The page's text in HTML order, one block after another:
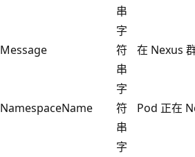
串
Message
字
符
串
在 Nexus
NamespaceName
字
符
串
Pod 正在
字